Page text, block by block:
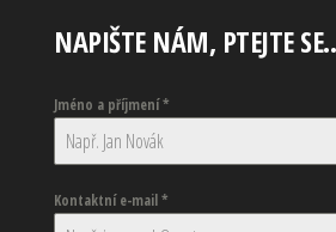
NAPIŠTE NÁM, PTEJTE
Jméno a příjmení*
Kontaktní e-mail*